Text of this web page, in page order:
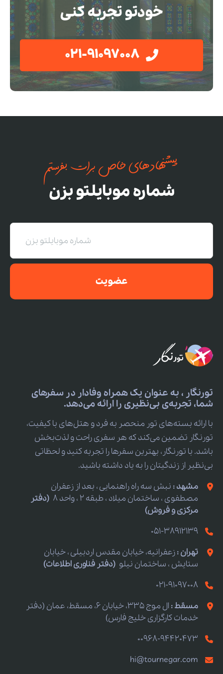
خودتو تجربه کنی
021-91097008
پیشنهادهای خاص برات بفرستم
شماره موبایلتو بزن
عضویت
تورنگار ، به عنوان یک همراه وفادار در سفرهای
شما، تجربه‌ی بی‌نظیری را ارائه می‌دهد.
با ارائه بسته‌های تور منحصر به فرد و هتل‌های با کیفیت،
تورنگار تضمین می‌کند که هر سفری راحت و لذت‌بخش
باشد. با تورنگار، بهترین سفرها را تجربه کنید و لحظاتی
بی‌نظیر از زندگیتان را به یاد داشته باشید.
مشهد : نبش سه راه راهنمایی ، بعد از زعفران
مصطفوی ، ساختمان میلاد ، طبقه 2 ، واحد 8
(دفتر
مرکزی و فروش)
051-38912139
تهران :زعفرانیه، خیابان مقدس اردبیلی ، خیابان
ستایش ، ساختمان نیلو (دفتر فناوری اطلاعات)
021-91097008
مسقط :
ال موج 335، خیابان 6، مسقط، عمان (دفتر
خدمات کارگزاری خلیج فارس)
00968-94420473
hi@tournegar.com